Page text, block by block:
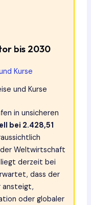
bis 2030
und Kurse
in unsicheren
bei 2.428,51
Weltwirtschaft
derzeit bei
dass der
ansteigt,
oder globaler